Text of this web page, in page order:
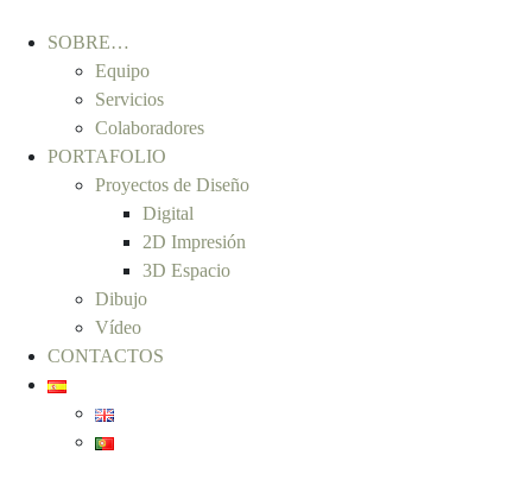
SOBRE…
Equipo
Servicios
Colaboradores
PORTAFOLIO
Proyectos de Diseño
Digital
2D Impresión
3D Espacio
Dibujo
Vídeo
CONTACTOS